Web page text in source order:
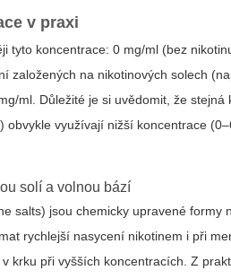
v praxi
tyto koncentrace: 0 mg/ml (bez
založených na nikotinových solech
ml. Důležité je si uvědomit, že
obvykle využívají nižší koncentrace
solí a volnou bází
salts) jsou chemicky upravené
rychlejší nasycení nikotinem i při
krku při vyšších koncentracích. Z